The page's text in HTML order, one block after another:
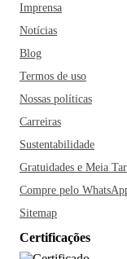
Imprensa
Notícias
Blog
Termos de uso
Nossas políticas
Carreiras
Sustentabilidade
Gratuidades e Meia
Compre pelo
Sitemap
Certificações